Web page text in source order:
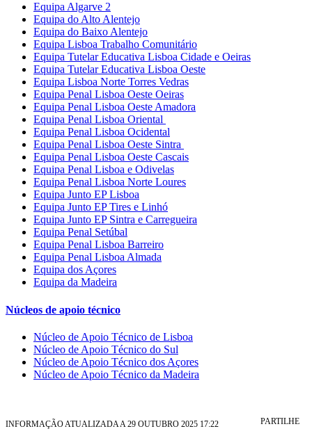
Equipa Algarve 2
Equipa do Alto Alentejo
Equipa do Baixo Alentejo
Equipa Lisboa Trabalho Comunitário
Equipa Tutelar Educativa Lisboa Cidade e Oeiras
Equipa Tutelar Educativa Lisboa Oeste
Equipa Lisboa Norte Torres Vedras
Equipa Penal Lisboa Oeste Oeiras
Equipa Penal Lisboa Oeste Amadora
Equipa Penal Lisboa Oriental
Equipa Penal Lisboa Ocidental
Equipa Penal Lisboa Oeste Sintra
Equipa Penal Lisboa Oeste Cascais
Equipa Penal Lisboa e Odivelas
Equipa Penal Lisboa Norte Loures
Equipa Junto EP Lisboa
Equipa Junto EP Tires e Linhó
Equipa Junto EP Sintra e Carregueira
Equipa Penal Setúbal
Equipa Penal Lisboa Barreiro
Equipa Penal Lisboa Almada
Equipa dos Açores
Equipa da Madeira
Núcleos de apoio técnico
Núcleo de Apoio Técnico de Lisboa
Núcleo de Apoio Técnico do Sul
Núcleo de Apoio Técnico dos Açores
Núcleo de Apoio Técnico da Madeira
INFORMAÇÃO ATUALIZADA A 29 OUTUBRO 2025 17:22 PARTILHE